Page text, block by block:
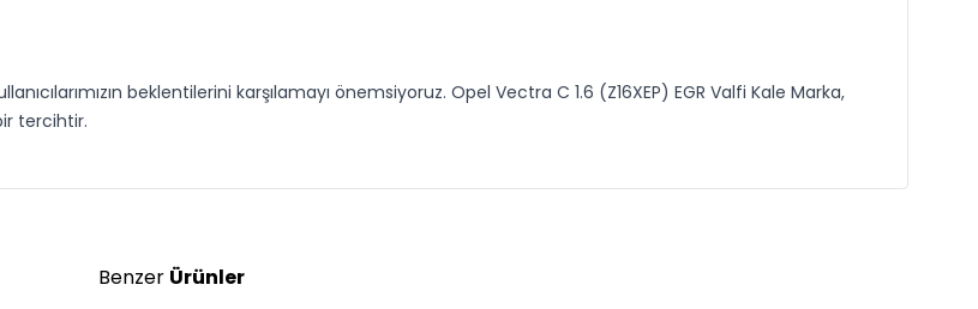
beklentilerini karşılamayı önemsiyoruz. Opel Vectra C 1.6 (Z16XEP) EGR Valfi Kale Marka,
tercihtir.
Benzer Ürünler